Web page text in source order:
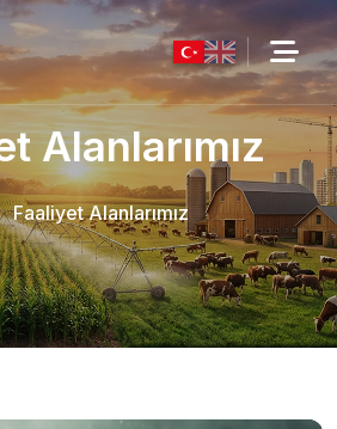
Alanlarımız
Faaliyet Alanlarımız